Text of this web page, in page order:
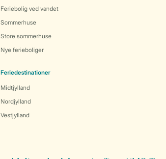
Feriebolig ved vandet
Sommerhuse
Store sommerhuse
Nye ferieboliger
Feriedestinationer
Midtjylland
Nordjylland
Vestjylland